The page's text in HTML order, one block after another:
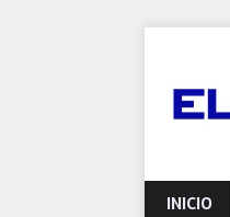
INICIO